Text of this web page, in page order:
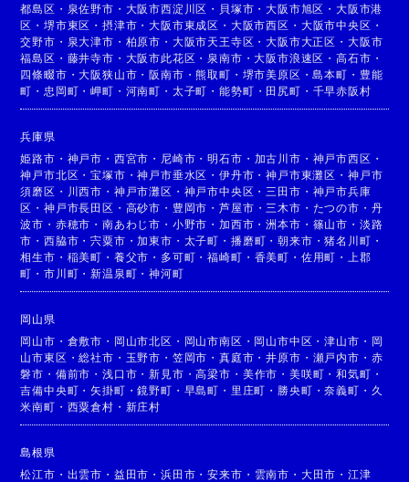
都島区 ・ 泉佐野市 ・ 大阪市西淀川区 ・ 貝塚市 ・大阪市旭区 ・大阪市港
区 ・堺市東区 ・摂津市 ・大阪市東成区 ・ 大阪市西区 ・ 大阪市中央区 ・
交野市 ・ 泉大津市 ・ 柏原市 ・ 大阪市天王寺区 ・大阪市大正区 ・ 大阪市
福島区 ・ 藤井寺市 ・ 大阪市此花区 ・ 泉南市 ・大阪市浪速区 ・高石市 ・
四條畷市 ・大阪狭山市 ・阪南市 ・熊取町 ・ 堺市美原区 ・島本町 ・ 豊能
町 ・ 忠岡町 ・岬町 ・ 河南町 ・ 太子町 ・能勢町 ・ 田尻町 ・ 千早赤阪村
兵庫県
姫路市 ・ 神戸市 ・ 西宮市 ・ 尼崎市 ・明石市 ・ 加古川市 ・ 神戸市西区 ・
神戸市北区 ・宝塚市 ・神戸市垂水区 ・伊丹市 ・神戸市東灘区 ・ 神戸市
須磨区 ・ 川西市 ・ 神戸市灘区 ・ 神戸市中央区 ・ 三田市 ・ 神戸市兵庫
区 ・神戸市長田区 ・ 高砂市 ・ 豊岡市 ・芦屋市 ・ 三木市 ・ たつの市 ・ 丹
波市 ・ 赤穂市 ・南あわじ市 ・ 小野市 ・加西市 ・洲本市 ・ 篠山市 ・ 淡路
市 ・西脇市 ・宍粟市 ・加東市 ・ 太子町 ・ 播磨町 ・朝来市 ・猪名川町 ・
相生市 ・ 稲美町 ・ 養父市 ・ 多可町 ・福崎町 ・ 香美町 ・ 佐用町 ・
上郡
町 ・市川町 ・新温泉町 ・神河町
岡山県
岡山市 ・ 倉敷市 ・ 岡山市北区 ・ 岡山市南区 ・ 岡山市中区 ・津山市 ・ 岡
山市東区 ・総社市 ・ 玉野市 ・ 笠岡市 ・真庭市 ・井原市 ・ 瀬戸内市 ・ 赤
磐市 ・ 備前市 ・浅口市 ・新見市 ・高梁市 ・ 美作市 ・ 美咲町 ・和気町 ・
吉備中央町 ・矢掛町 ・鏡野町 ・ 早島町 ・ 里庄町 ・ 勝央町 ・奈義町 ・ 久
米南町 ・ 西粟倉村 ・ 新庄村
島根県
松江市 ・ 出雲市 ・ 益田市 ・浜田市 ・安来市 ・ 雲南市 ・ 大田市 ・ 江津